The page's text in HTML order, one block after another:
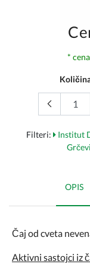
*
Filteri: Institut
Grčevi
OPIS
Čaj od cveta
Aktivni sastojci iz